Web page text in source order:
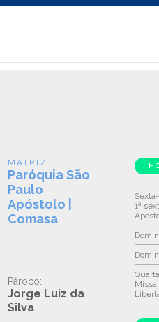
MATRIZ
Paróquia São
Paulo
Apóstolo |
Comasa
Pároco:
Jorge Luiz da
Silva
1ª
Missa